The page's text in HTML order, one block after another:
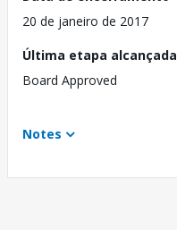
20 de janeiro de 2017
Última etapa alcançada
Board Approved
Notes